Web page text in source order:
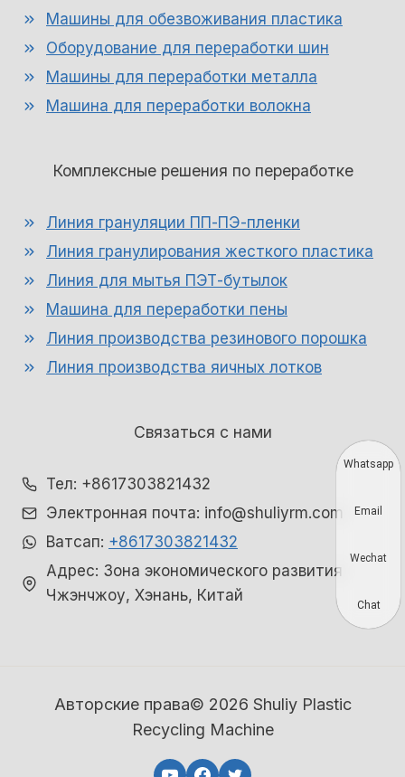
Машины для обезвоживания пластика
Оборудование для переработки шин
Машины для переработки металла
Машина для переработки волокна
Комплексные решения по переработке
Линия грануляции ПП-ПЭ-пленки
Линия гранулирования жесткого пластика
Линия для мытья ПЭТ-бутылок
Машина для переработки пены
Линия производства резинового порошка
Линия производства яичных лотков
Связаться с нами
Тел: +8617303821432
Электронная почта: info@shuliyrm.com
Ватсап: +8617303821432
Адрес: Зона экономического развития
Чжэнчжоу, Хэнань, Китай
Авторские права© 2026 Shuliy Plastic
Recycling Machine
Whatsapp
Email
Wechat
Chat